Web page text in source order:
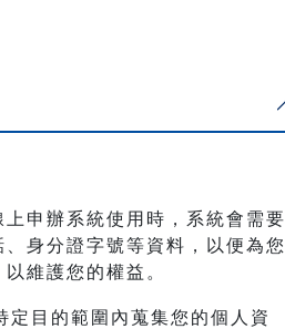
申辦系統使用時，系統會需要
身分證字號等資料，以便為您
維護您的權益。
目的範圍內蒐集您的個人資